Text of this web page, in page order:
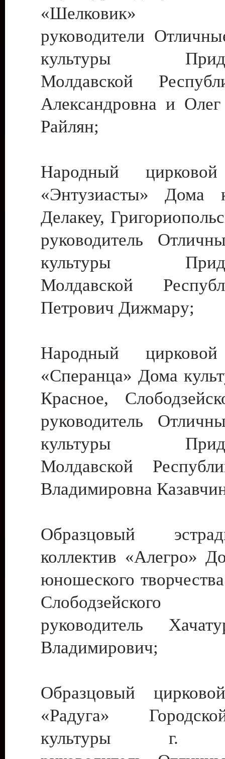
«Шелковик»
руководители
культуры
Молдавской
Александровна и
Райлян;
Народный цирковой
«Энтузиасты» Дома
Делакеу,
руководитель
культуры
Молдавской
Петрович Дижмару;
Народный цирковой
«Сперанца» Дома
Красное,
руководитель
культуры
Молдавской
Владимировна
Образцовый
коллектив «Алегро»
юношеского
руководитель
Владимирович;
Образцовый
«Радуга»
культуры г.